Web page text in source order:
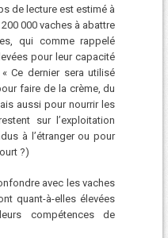
de lecture est estimé à
000 vaches à abattre
qui comme rappelé
pour leur capacité
Ce dernier sera utilisé
faire de la crème, du
aussi pour nourrir les
sur l’exploitation
à l’étranger ou pour
?)
avec les vaches
quant-à-elles élevées
compétences de